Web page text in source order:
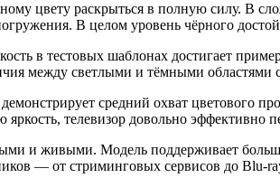
цвету раскрыться в полную силу.
В целом уровень чёрного
в тестовых шаблонах достигает
между светлыми и тёмными
средний охват цветового
телевизор довольно эффективно
и живыми. Модель поддерживает
— от стриминговых сервисов до Blu-